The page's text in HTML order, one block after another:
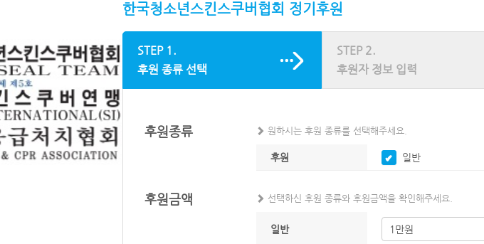
한국청소년스킨스쿠버협회 정기후원
STEP 1.
후원 종류 선택
STEP 2.
후원자 정보 입력
후원종류 원하시는 후원 종류를 선택해주세요.
후원 일반
후원금액 선택하신 후원 종류와 후원금액을 확인해주세요.
일반